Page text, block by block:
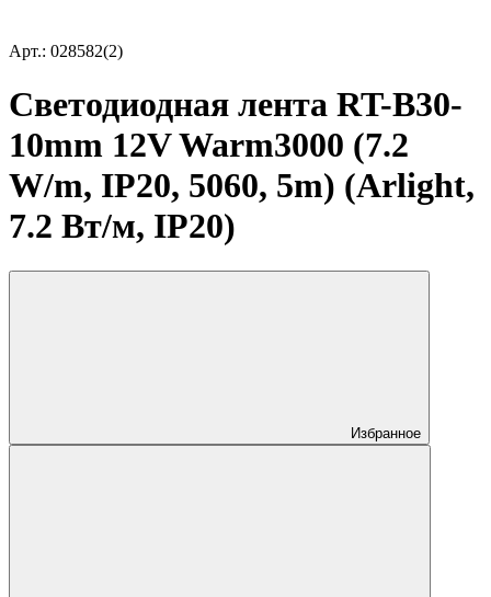
Арт.: 028582(2)
Светодиодная лента RT-B30-
10mm 12V Warm3000 (7.2
W/m, IP20, 5060, 5m) (Arlight,
7.2 Вт/м, IP20)
Избранное